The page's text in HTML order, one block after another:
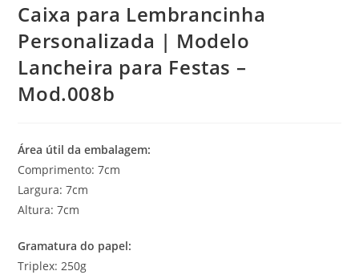
Caixa para Lembrancinha
Personalizada | Modelo
Lancheira para Festas –
Mod.008b
Área útil da embalagem:
Comprimento: 7cm
Largura: 7cm
Altura: 7cm
Gramatura do papel:
Triplex: 250g